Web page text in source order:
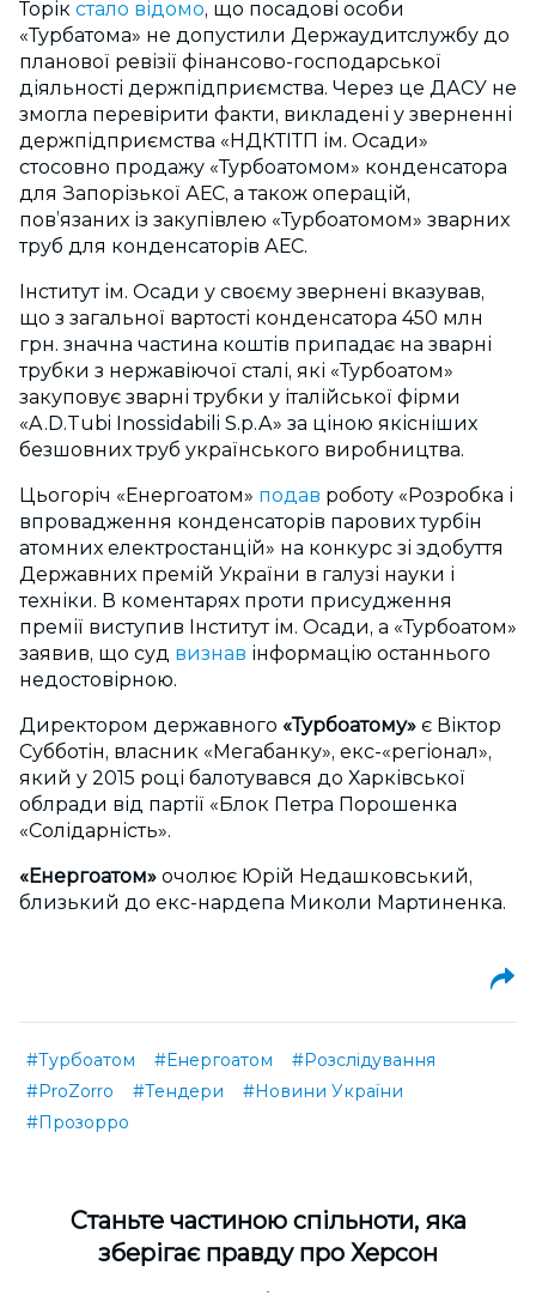
Торік стало відомо, що посадові особи
«Турбатома» не допустили Держаудитслужбу до
планової ревізії фінансово-господарської
діяльності держпідприємства. Через це ДАСУ не
змогла перевірити факти, викладені у зверненні
держпідприємства «НДКТІТП ім. Осади»
стосовно продажу «Турбоатомом» конденсатора
для Запорізької АЕС, а також операцій,
пов’язаних із закупівлею «Турбоатомом» зварних
труб для конденсаторів АЕС.
Інститут ім. Осади у своєму звернені вказував,
що з загальної вартості конденсатора 450 млн
грн. значна частина коштів припадає на зварні
трубки з нержавіючої сталі, які «Турбоатом»
закуповує зварні трубки у італійської фірми
«A.D.Tubi Inossidabili S.p.A» за ціною якісніших
безшовних труб українського виробництва.
Цьогоріч «Енергоатом» подав роботу «Розробка і
впровадження конденсаторів парових турбін
атомних електростанцій» на конкурс зі здобуття
Державних премій України в галузі науки і
техніки. В коментарях проти присудження
премії виступив Інститут ім. Осади, а «Турбоатом»
заявив, що суд визнав інформацію останнього
недостовірною.
Директором державного «Турбоатому» є Віктор
Субботін, власник «Мегабанку», екс-«регіонал»,
який у 2015 році балотувався до Харківської
облради від партії «Блок Петра Порошенка
«Солідарність».
«Енергоатом» очолює Юрій Недашковський,
близький до екс-нардепа Миколи Мартиненка.
#Турбоатом #Енергоатом
#Розслідування
#ProZorro
#Тендери
#Новини України
#Прозорро
Cтаньте частиною спільноти, яка
зберігає правду про Херсон